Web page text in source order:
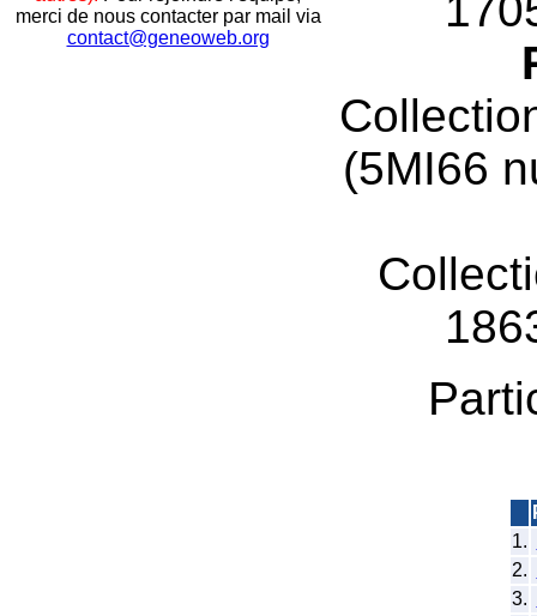
merci de nous contacter par mail via
contact@geneoweb.org
(5MI66
1.
2.
3.